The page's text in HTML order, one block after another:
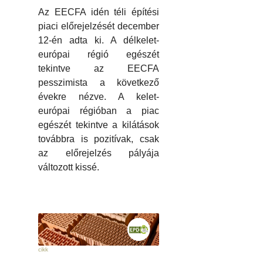
Az EECFA idén téli építési
piaci előrejelzését december
12-én adta ki. A délkelet-
európai régió egészét
tekintve az EECFA
pesszimista a következő
évekre nézve. A kelet-
európai régióban a piac
egészét tekintve a kilátások
továbbra is pozitívak, csak
az előrejelzés pályája
változott kissé.
cikk